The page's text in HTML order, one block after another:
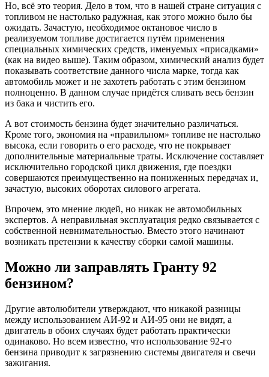
Но, всё это теория. Дело в том, что в нашей стране ситуация с
топливом не настолько радужная, как этого можно было бы
ожидать. Зачастую, необходимое октановое число в
реализуемом топливе достигается путём применения
специальных химических средств, именуемых «присадками»
(как на видео выше). Таким образом, химический анализ будет
показывать соответствие данного числа марке, тогда как
автомобиль может и не захотеть работать с этим бензином
полноценно. В данном случае придётся сливать весь бензин
из бака и чистить его.
А вот стоимость бензина будет значительно различаться.
Кроме того, экономия на «правильном» топливе не настолько
высока, если говорить о его расходе, что не покрывает
дополнительные материальные траты. Исключение составляет
исключительно городской цикл движения, где поездки
совершаются преимущественно на пониженных передачах и,
зачастую, высоких оборотах силового агрегата.
Впрочем, это мнение людей, но никак не автомобильных
экспертов. А неправильная эксплуатация редко связывается с
собственной невнимательностью. Вместо этого начинают
возникать претензии к качеству сборки самой машины.
Можно ли заправлять Гранту 92
бензином?
Другие автолюбители утверждают, что никакой разницы
между использованием АИ-92 и АИ-95 они не видят, а
двигатель в обоих случаях будет работать практически
одинаково. Но всем известно, что использование 92-го
бензина приводит к загрязнению системы двигателя и свечи
зажигания.